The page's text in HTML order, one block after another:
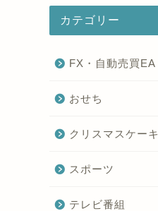
カテゴリー
FX・自動売買EA
おせち
クリスマスケーキ
スポーツ
テレビ番組